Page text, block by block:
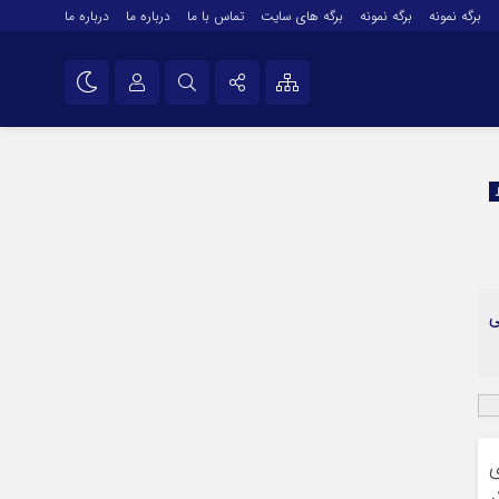
برگه نمونه برگه نمونه برگه های سایت تماس با ما درباره ما درباره ما